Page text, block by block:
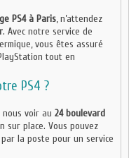
PS4 à Paris, n’attendez
. Avec notre service de
vous êtes assuré
tout en
PS4 ?
voir au 24 boulevard
sur place. Vous pouvez
la poste pour un service